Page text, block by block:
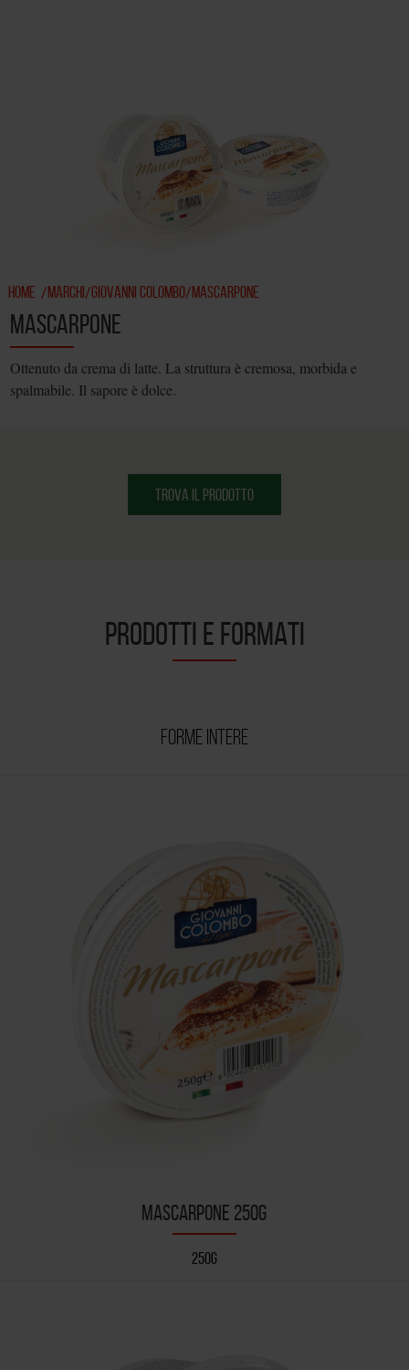
HOME /MARCHI/GIOVANNI COLOMBO/MASCARPONE
MASCARPONE
Ottenuto da crema di latte. La struttura è cremosa, morbida e
spalmabile. Il sapore è dolce.
TROVA IL PRODOTTO
PRODOTTI E FORMATI
FORME INTERE
MASCARPONE 250G
250G